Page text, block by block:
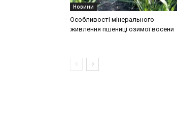
Новини
Особливості мінерального
живлення пшениці озимої восени